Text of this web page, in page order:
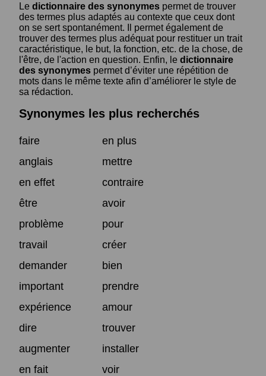
Le dictionnaire des synonymes permet de trouver
des termes plus adaptés au contexte que ceux dont
on se sert spontanément. Il permet également de
trouver des termes plus adéquat pour restituer un trait
caractéristique, le but, la fonction, etc. de la chose, de
l'être, de l'action en question. Enfin, le dictionnaire
des synonymes permet d’éviter une répétition de
mots dans le même texte afin d’améliorer le style de
sa rédaction.
Synonymes les plus recherchés
faire
en plus
anglais
mettre
en effet
contraire
être
avoir
problème
pour
travail
créer
demander
bien
important
prendre
expérience
amour
dire
trouver
augmenter
installer
en fait
voir